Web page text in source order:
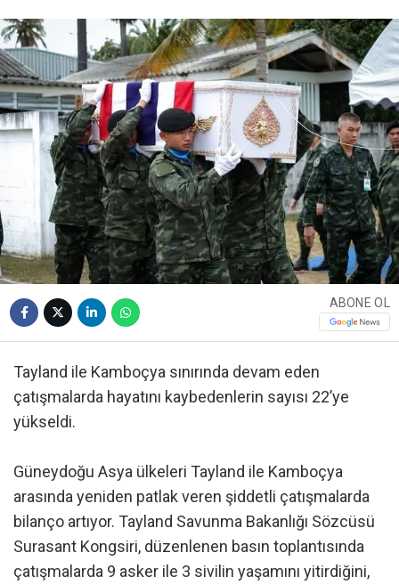
ABONE OL
Tayland ile Kamboçya sınırında devam eden
çatışmalarda hayatını kaybedenlerin sayısı 22’ye
yükseldi.
Güneydoğu Asya ülkeleri Tayland ile Kamboçya
arasında yeniden patlak veren şiddetli çatışmalarda
bilanço artıyor. Tayland Savunma Bakanlığı Sözcüsü
Surasant Kongsiri, düzenlenen basın toplantısında
çatışmalarda 9 asker ile 3 sivilin yaşamını yitirdiğini,